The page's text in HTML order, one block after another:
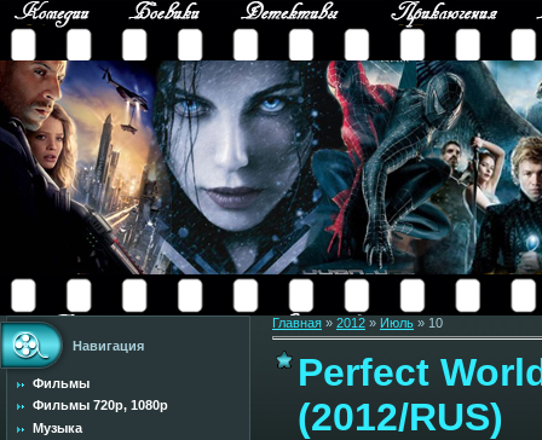
Навигация
Фильмы
Фильмы 720p, 1080p
Музыка
Главная » 2012 » Июль » 10
Perfect
(2012/RUS)